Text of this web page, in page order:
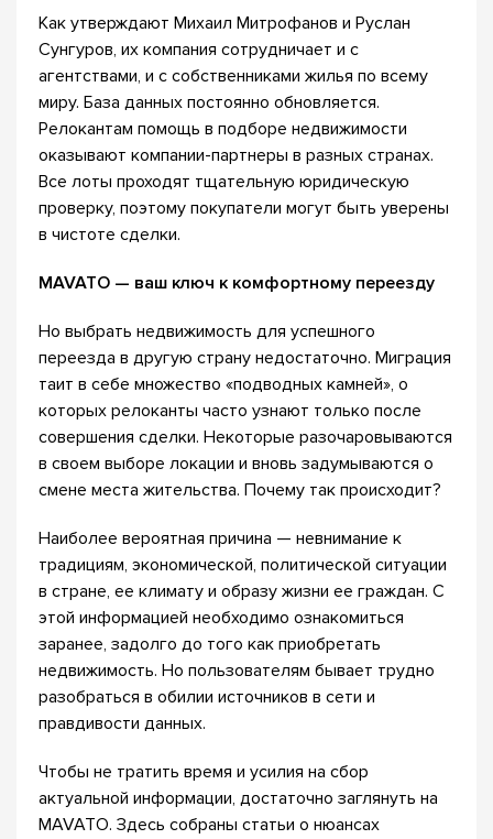
Как утверждают Михаил Митрофанов и Руслан
Сунгуров, их компания сотрудничает и с
агентствами, и с собственниками жилья по всему
миру. База данных постоянно обновляется.
Релокантам помощь в подборе недвижимости
оказывают компании-партнеры в разных странах.
Все лоты проходят тщательную юридическую
проверку, поэтому покупатели могут быть уверены
в чистоте сделки.
MAVATO — ваш ключ к комфортному переезду
Но выбрать недвижимость для успешного
переезда в другую страну недостаточно. Миграция
таит в себе множество «подводных камней», о
которых релоканты часто узнают только после
совершения сделки. Некоторые разочаровываются
в своем выборе локации и вновь задумываются о
смене места жительства. Почему так происходит?
Наиболее вероятная причина — невнимание к
традициям, экономической, политической ситуации
в стране, ее климату и образу жизни ее граждан. С
этой информацией необходимо ознакомиться
заранее, задолго до того как приобретать
недвижимость. Но пользователям бывает трудно
разобраться в обилии источников в сети и
правдивости данных.
Чтобы не тратить время и усилия на сбор
актуальной информации, достаточно заглянуть на
MAVATO. Здесь собраны статьи о нюансах